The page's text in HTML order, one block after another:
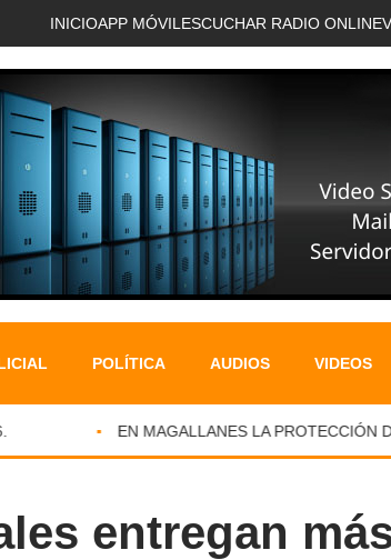
INICIOAPP MÓVIL ESCUCHAR RADIO ONLINE
POLÍTICA AUDIOS VIDEOS
EN MAGALLANES LA PROTECCIÓN DE
entregan